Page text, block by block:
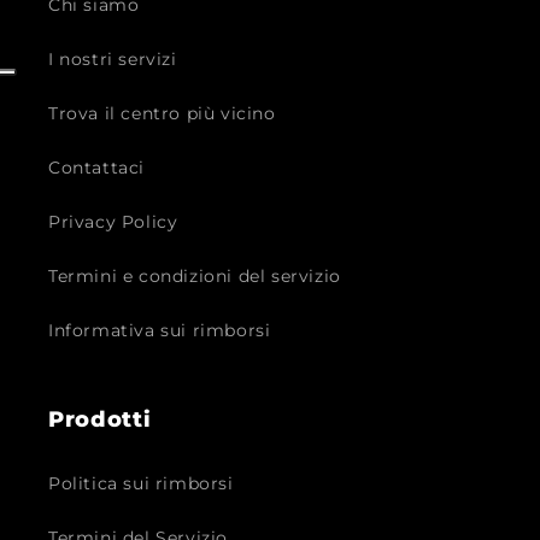
Chi siamo
I nostri servizi
Trova il centro più vicino
Contattaci
Privacy Policy
Termini e condizioni del servizio
Informativa sui rimborsi
Prodotti
Politica sui rimborsi